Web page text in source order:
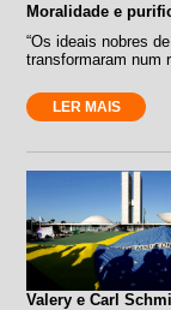
Moralidade e
“Os ideais nobres
transformaram num
LER MAIS
Valery e Carl